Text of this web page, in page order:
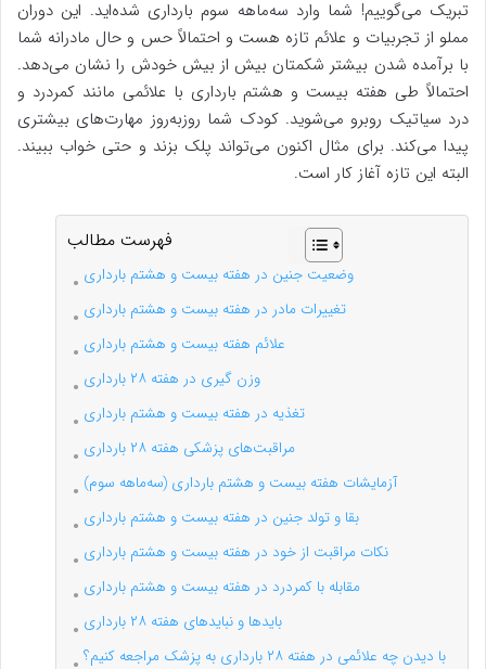
تبریک می‌گوییم! شما وارد سه‌ماهه سوم بارداری شده‌اید. این دوران
مملو از تجربیات و علائم تازه هست و احتمالاً حس و حال مادرانه شما
با برآمده شدن بیشتر شکمتان بیش از بیش خودش را نشان می‌دهد.
احتمالاً طی هفته بیست و هشتم بارداری با علائمی مانند کمردرد و
درد سیاتیک روبرو می‌شوید. کودک شما روزبه‌روز مهارت‌های بیشتری
پیدا می‌کند. برای مثال اکنون می‌تواند پلک بزند و حتی خواب ببیند.
البته این تازه آغاز کار است.
فهرست مطالب
وضعیت جنین در هفته بیست و هشتم بارداری
تغییرات مادر در هفته بیست و هشتم بارداری
علائم هفته بیست و هشتم بارداری
وزن گیری در هفته ۲۸ بارداری
تغذیه در هفته بیست و هشتم بارداری
مراقبت‌های پزشکی هفته ۲۸ بارداری
آزمایشات هفته بیست و هشتم بارداری (سه‌ماهه سوم)
بقا و تولد جنین در هفته بیست و هشتم بارداری
نکات مراقبت از خود در هفته بیست و هشتم بارداری
مقابله با کمردرد در هفته بیست و هشتم بارداری
بایدها و نبایدهای هفته ۲۸ بارداری
با دیدن چه علائمی در هفته ۲۸ بارداری به پزشک مراجعه کنیم؟